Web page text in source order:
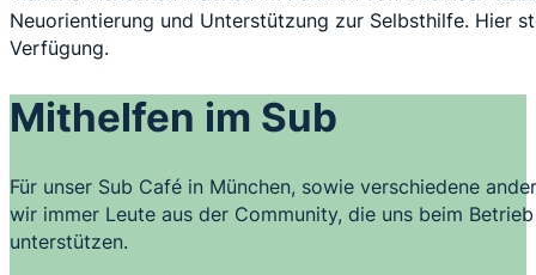
Neuorientierung und Unterstützung zur Selbsthilfe. Hier
Verfügung.
Mithelfen im Sub
Für unser Sub Café in München, sowie verschiedene
wir immer Leute aus der Community, die uns beim
unterstützen.